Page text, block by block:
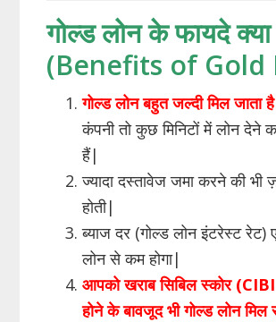
गोल्ड लोन के फायदे
(Benefits of Gold
गोल्ड लोन बहुत जल्दी मिल जाता
कंपनी तो कुछ मिनिटों में लोन देने
हैं|
ज्यादा दस्तावेज जमा करने की भी
होती|
ब्याज दर (गोल्ड लोन इंटरेस्ट रेट)
लोन से कम होगा|
आपको खराब सिबिल स्कोर
होने के बावजूद भी गोल्ड लोन